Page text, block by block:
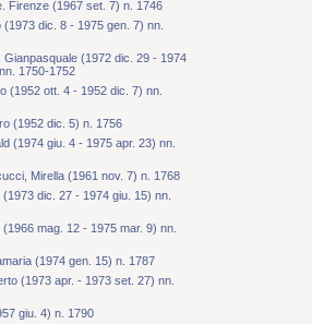
Firenze (1967 set. 7) n. 1746
(1973 dic. 8 - 1975 gen. 7) nn.
Gianpasquale (1972 dic. 29 - 1974
1750-1752
(1952 ott. 4 - 1952 dic. 7) nn.
(1952 dic. 5) n. 1756
(1974 giu. 4 - 1975 apr. 23) nn.
Mirella (1961 nov. 7) n. 1768
dic. 27 - 1974 giu. 15) nn.
(1966 mag. 12 - 1975 mar. 9) nn.
(1974 gen. 15) n. 1787
(1973 apr. - 1973 set. 27) nn.
giu. 4) n. 1790